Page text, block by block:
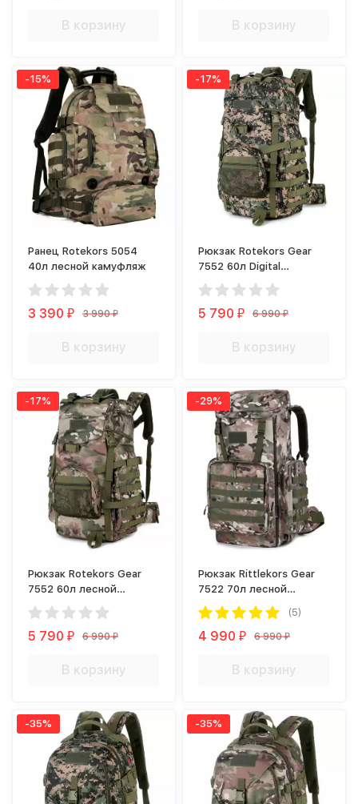
В корзину В корзину
-15%
Ранец Rotekors 5054
40л лесной камуфляж
3 390₽ 3 990₽
В корзину
-17%
Рюкзак Rotekors Gear
7552 60л Digital
Woodland
5 790₽ 6 990₽
В корзину
-17%
Рюкзак Rotekors Gear
7552 60л лесной
камуфляж
5 790₽ 6 990₽
В корзину
-29%
Рюкзак Rittlekors Gear
7522 70л лесной
камуфляж
(5)
4 990₽ 6 990₽
В корзину
-35% -35%